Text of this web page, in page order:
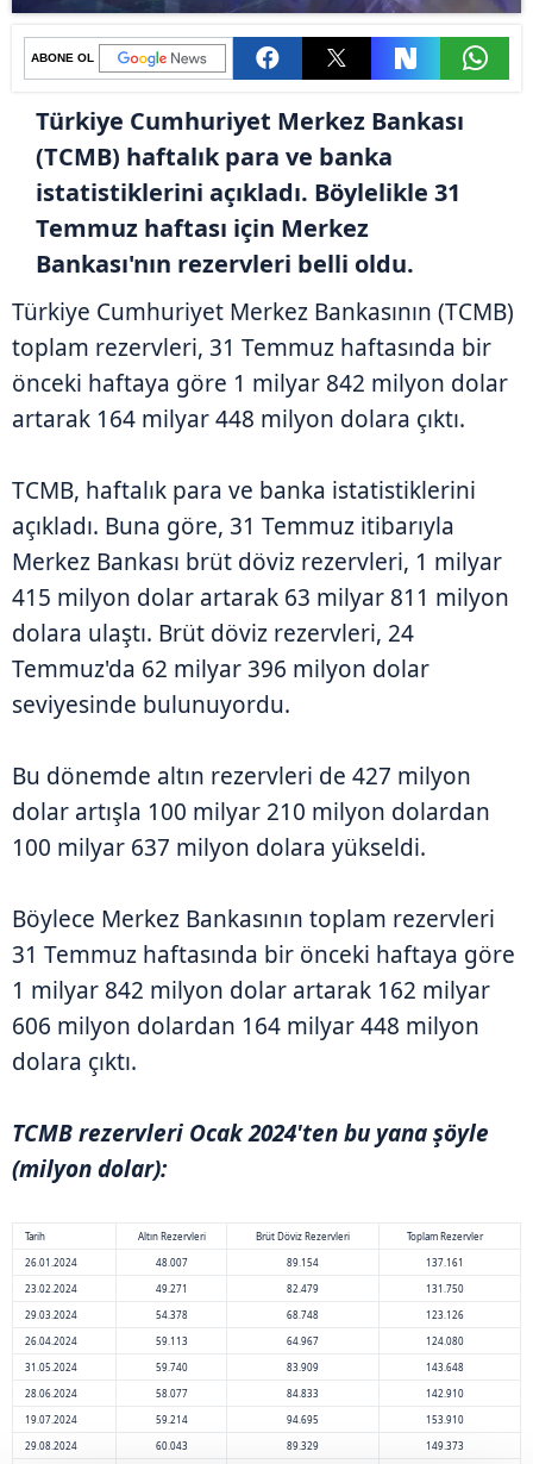
ABONE OL
Türkiye Cumhuriyet Merkez Bankası
(TCMB) haftalık para ve banka
istatistiklerini açıkladı. Böylelikle 31
Temmuz haftası için Merkez
Bankası'nın rezervleri belli oldu.
Türkiye Cumhuriyet Merkez Bankasının (TCMB)
toplam rezervleri, 31 Temmuz haftasında bir
önceki haftaya göre 1 milyar 842 milyon dolar
artarak 164 milyar 448 milyon dolara çıktı.
TCMB, haftalık para ve banka istatistiklerini
açıkladı. Buna göre, 31 Temmuz itibarıyla
Merkez Bankası brüt döviz rezervleri, 1 milyar
415 milyon dolar artarak 63 milyar 811 milyon
dolara ulaştı. Brüt döviz rezervleri, 24
Temmuz'da 62 milyar 396 milyon dolar
seviyesinde bulunuyordu.
Bu dönemde altın rezervleri de 427 milyon
dolar artışla 100 milyar 210 milyon dolardan
100 milyar 637 milyon dolara yükseldi.
Böylece Merkez Bankasının toplam rezervleri
31 Temmuz haftasında bir önceki haftaya göre
1 milyar 842 milyon dolar artarak 162 milyar
606 milyon dolardan 164 milyar 448 milyon
dolara çıktı.
TCMB rezervleri Ocak 2024'ten bu yana şöyle
(milyon dolar):
Tarih Altın Rezervleri Brüt Döviz Rezervleri
Toplam Rezervler
26.01.2024
48.007 89.154
137.161
23.02.2024
49.271 82.479
131.750
29.03.2024
54.378 68.748
123.126
26.04.2024
59.113 64.967
124.080
31.05.2024
59.740 83.909
143.648
28.06.2024
58.077 84.833
142.910
19.07.2024
59.214 94.695
153.910
29.08.2024
60.043 89.329 149.373